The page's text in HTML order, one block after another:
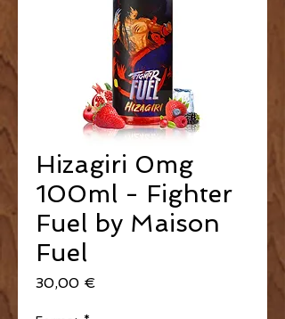
Hizagiri 0mg
100ml - Fighter
Fuel by Maison
Fuel
30,00 €